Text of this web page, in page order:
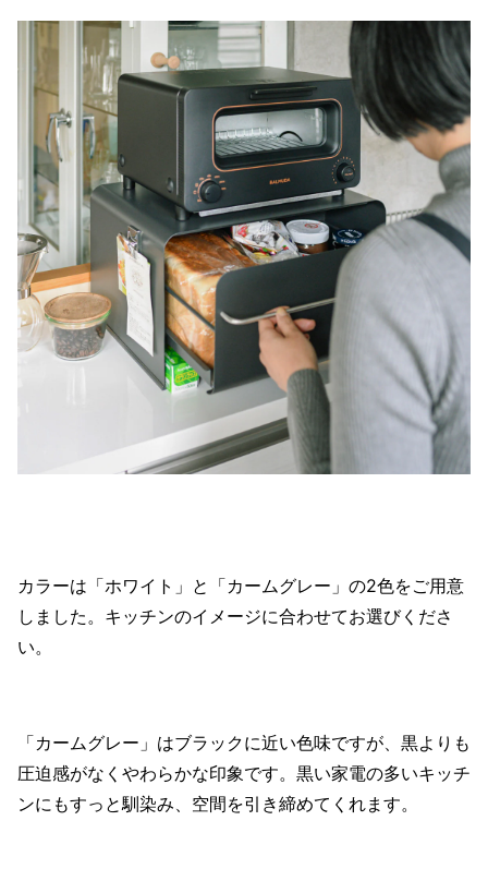
カラーは「ホワイト」と「カームグレー」の2色をご用意
しました。キッチンのイメージに合わせてお選びくださ
い。
「カームグレー」はブラックに近い色味ですが、黒よりも
圧迫感がなくやわらかな印象です。黒い家電の多いキッチ
ンにもすっと馴染み、空間を引き締めてくれます。